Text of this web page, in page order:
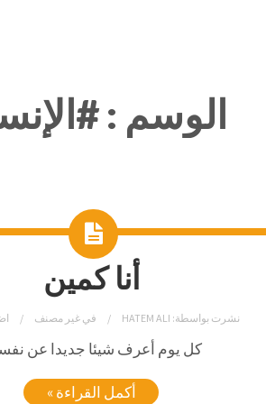
الوسم :
أنا كمين
نشرت بواسطة: HATEM ALI في غير مصنف
كل يوم أعرف شيئا جديدا عن
أكمل القراءة »